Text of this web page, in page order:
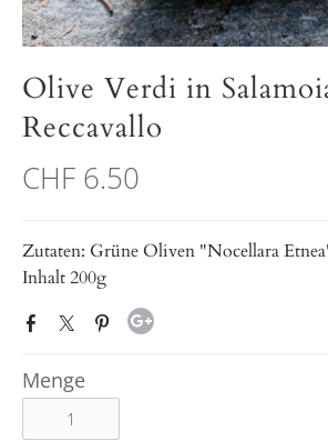
Olive Verdi in
Reccavallo
CHF 6.50
Zutaten: Grüne Oliven "Nocellara
Inhalt 200g
Menge